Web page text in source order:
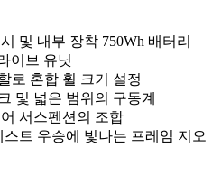
및 내부 장착 750Wh 배터리
이브 유닛
로 혼합 휠 크기 설정
및 넓은 범위의 구동계
서스펜션의 조합
트 우승에 빛나는 프레임 지오